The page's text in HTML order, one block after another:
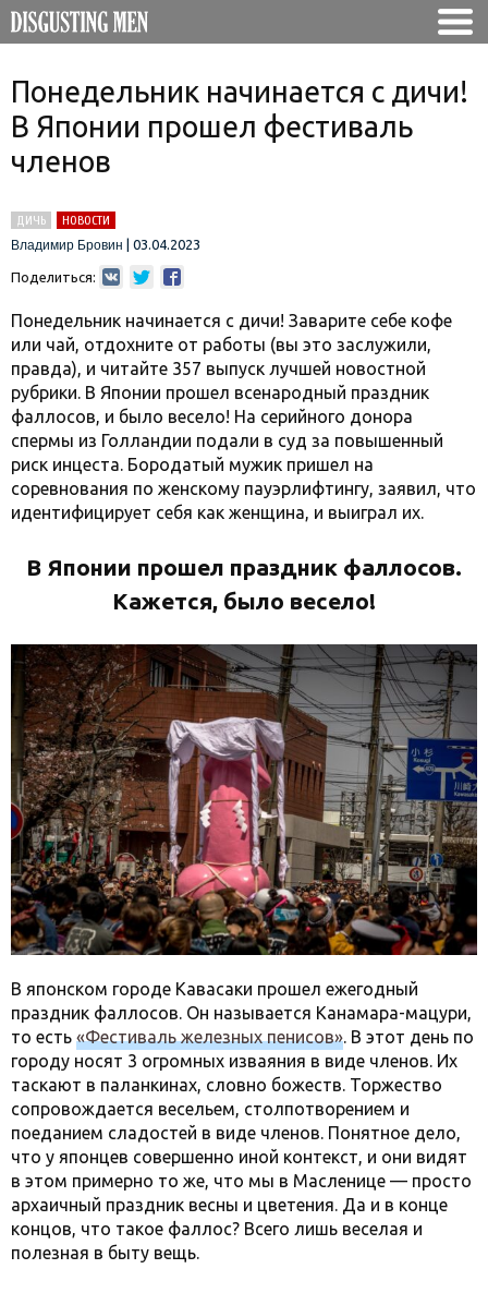
Понедельник начинается с дичи!
В Японии прошел фестиваль
членов
ДИЧЬ
НОВОСТИ
Владимир Бровин
03.04.2023
Поделиться:
Понедельник начинается с дичи! Заварите себе кофе
или чай, отдохните от работы (вы это заслужили,
правда), и читайте 357 выпуск лучшей новостной
рубрики. В Японии прошел всенародный праздник
фаллосов, и было весело! На серийного донора
спермы из Голландии подали в суд за повышенный
риск инцеста. Бородатый мужик пришел на
соревнования по женскому пауэрлифтингу, заявил, что
идентифицирует себя как женщина, и выиграл их.
В Японии прошел праздник фаллосов.
Кажется, было весело!
В японском городе Кавасаки прошел ежегодный
праздник фаллосов. Он называется Канамара-мацури,
то есть «Фестиваль железных пенисов». В этот день по
городу носят 3 огромных изваяния в виде членов. Их
таскают в паланкинах, словно божеств. Торжество
сопровождается весельем, столпотворением и
поеданием сладостей в виде членов. Понятное дело,
что у японцев совершенно иной контекст, и они видят
в этом примерно то же, что мы в Масленице — просто
архаичный праздник весны и цветения. Да и в конце
концов, что такое фаллос? Всего лишь веселая и
полезная в быту вещь.